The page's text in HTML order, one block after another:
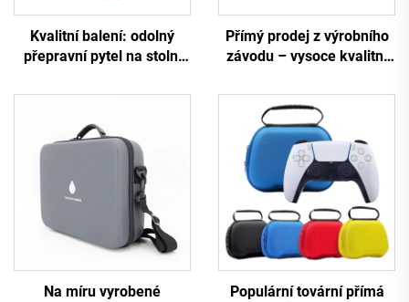
Kvalitní balení: odolný
přepravní pytel na stolní
individuální taštička na
Přímý prodej z výrobního
závodu – vysoce kvalitní
plavecké brýle pro
dospělé, individuálně
vyráběné pouzdro z EVA
pro plavecké brýle, módní
balení pro brýle
Na míru vyrobené
Populární tovární přímá